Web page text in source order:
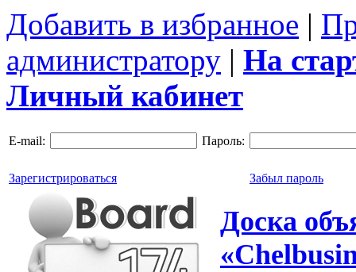
Добавить в избранное |
администратору | На
Личный кабинет
E-mail: Пароль:
Зарегистрироваться Забыл пароль
Доска